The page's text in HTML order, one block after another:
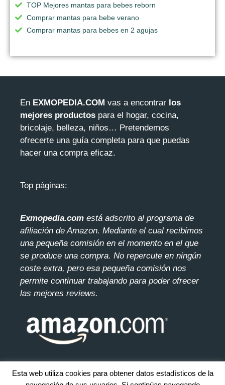
TOP Mejores mantas para bebes reborn
Comprar mantas para bebe verano
Comprar mantas para bebes en 2 agujas
En EXMOPEDIA.COM vas a encontrar los
mejores productos para el hogar, cocina,
bricolaje, belleza, niños… Pretendemos
ofrecerte una guía completa para que puedas
hacer una compra eficaz.
Top páginas:
Exmopedia.com está adscrito al programa de
afiliación de Amazon. Mediante el cual recibimos
una pequeña comisión en el momento en el que
se produce una compra. No repercute en ningún
coste extra, pero esa pequeña comisión nos
permite continuar trabajando para poder ofrecer
las mejores reviews.
Esta web utiliza cookies para obtener datos estadísticos de la